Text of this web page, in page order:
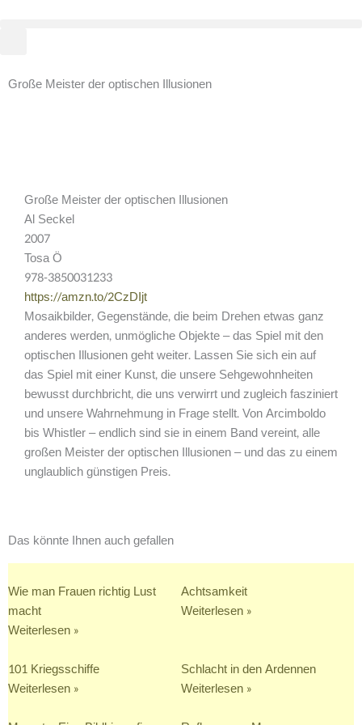
Große Meister der optischen Illusionen
Große Meister der optischen Illusionen
Al Seckel
2007
Tosa Ö
978-3850031233
https://amzn.to/2CzDIjt
Mosaikbilder, Gegenstände, die beim Drehen etwas ganz
anderes werden, unmögliche Objekte – das Spiel mit den
optischen Illusionen geht weiter. Lassen Sie sich ein auf
das Spiel mit einer Kunst, die unsere Sehgewohnheiten
bewusst durchbricht, die uns verwirrt und zugleich fasziniert
und unsere Wahrnehmung in Frage stellt. Von Arcimboldo
bis Whistler – endlich sind sie in einem Band vereint, alle
großen Meister der optischen Illusionen – und das zu einem
unglaublich günstigen Preis.
Das könnte Ihnen auch gefallen
Wie man Frauen richtig Lust
macht
Weiterlesen »
Achtsamkeit
Weiterlesen »
101 Kriegsschiffe
Weiterlesen »
Schlacht in den Ardennen
Weiterlesen »